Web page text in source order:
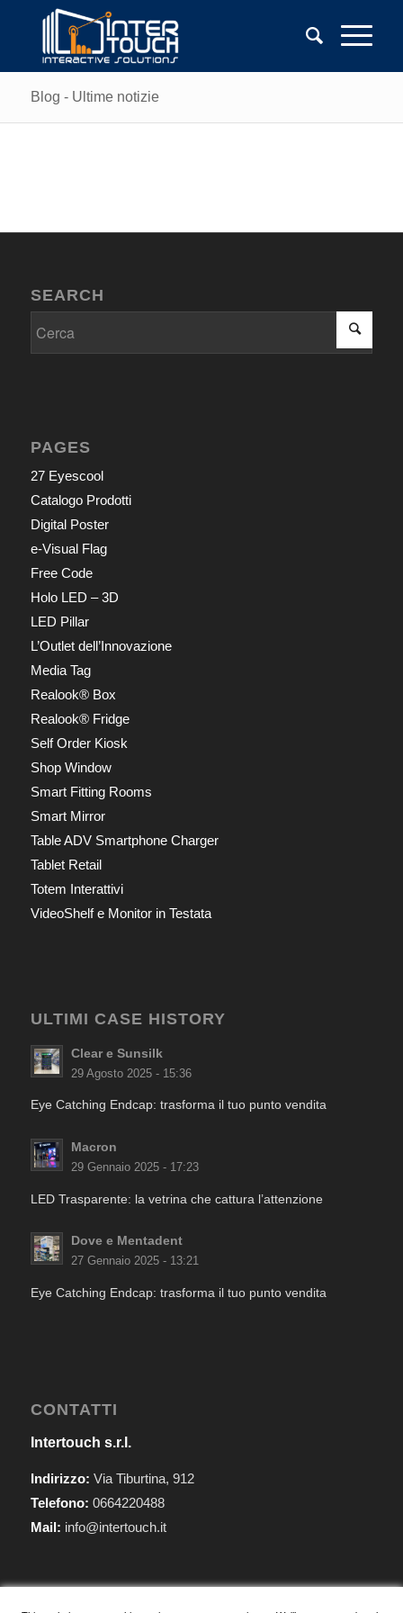
Blog - Ultime notizie
SEARCH
PAGES
27 Eyescool
Catalogo Prodotti
Digital Poster
e-Visual Flag
Free Code
Holo LED – 3D
LED Pillar
L’Outlet dell’Innovazione
Media Tag
Realook® Box
Realook® Fridge
Self Order Kiosk
Shop Window
Smart Fitting Rooms
Smart Mirror
Table ADV Smartphone Charger
Tablet Retail
Totem Interattivi
VideoShelf e Monitor in Testata
ULTIMI CASE HISTORY
Clear e Sunsilk
29 Agosto 2025 - 15:36
Eye Catching Endcap: trasforma il tuo punto vendita
Macron
29 Gennaio 2025 - 17:23
LED Trasparente: la vetrina che cattura l’attenzione
Dove e Mentadent
27 Gennaio 2025 - 13:21
Eye Catching Endcap: trasforma il tuo punto vendita
CONTATTI
Intertouch s.r.l.
Indirizzo: Via Tiburtina, 912
Telefono: 0664220488
Mail: info@intertouch.it